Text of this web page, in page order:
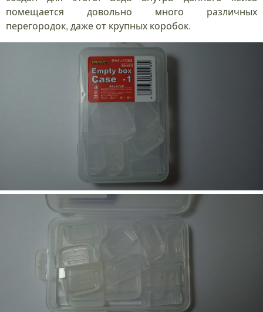
помещается довольно много различных
перегородок, даже от крупных коробок.